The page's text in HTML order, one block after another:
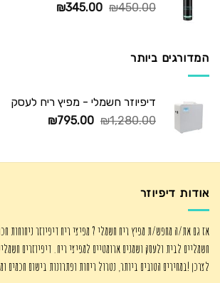
₪450.00
המחיר
₪345.00
המחיר
המדורגים ביותר
דיפיוזר חשמלי - מפיץ ריח לעסק
₪1,280.00
המחיר
₪1,280.00.
₪795.00
המחיר
₪795.00.
אודות דיפיוזר
אז גם את/ה מחפש/ת מפיץ ריח חשמלי ? מפיצי ריח דיפיוזר ניחוחות
חשמליים לבית ולעסק ושמנים ארומטיים למפיצי ריח. דיפיוזרים
לצרכן !במחירים הטובים ביותר, נטרול ריחות ופתרונות בישום חכמים